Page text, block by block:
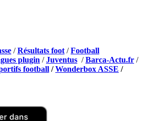
/Résultats foot /Football
plugin /Juventus /Barca-Actu.fr /
football /Wonderbox ASSE /